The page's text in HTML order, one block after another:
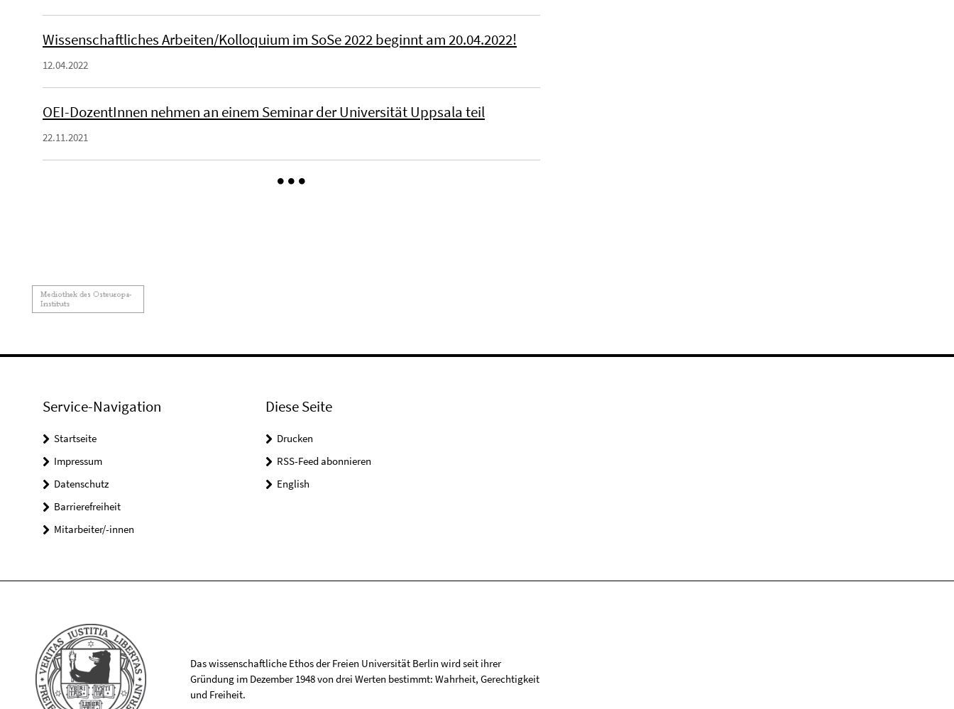
Wissenschaftliches Arbeiten/Kolloquium im SoSe 2022 beginnt am 20.04.2022!
12.04.2022
OEI-DozentInnen nehmen an einem Seminar der Universität Uppsala teil
22.11.2021
Service-Navigation
Startseite
Impressum
Datenschutz
Barrierefreiheit
Mitarbeiter/-innen
Diese Seite
Drucken
RSS-Feed abonnieren
English
Das wissenschaftliche Ethos der Freien Universität Berlin wird seit ihrer
Gründung im Dezember 1948 von drei Werten bestimmt: Wahrheit, Gerechtigkeit
und Freiheit.